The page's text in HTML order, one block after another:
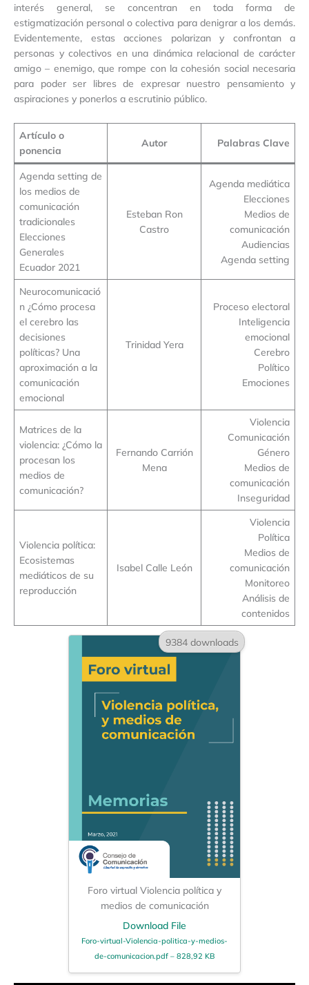
interés general, se concentran en toda forma de
estigmatización personal o colectiva para denigrar a los demás.
Evidentemente, estas acciones polarizan y confrontan a
personas y colectivos en una dinámica relacional de carácter
amigo – enemigo, que rompe con la cohesión social necesaria
para poder ser libres de expresar nuestro pensamiento y
aspiraciones y ponerlos a escrutinio público.
Artículo o
ponencia
Autor Palabras Clave
Agenda setting de
los medios de
comunicación
tradicionales
Elecciones
Generales
Ecuador 2021
Esteban Ron
Castro
Agenda mediática
Elecciones
Medios de
comunicación
Audiencias
Agenda setting
Neurocomunicació
n ¿Cómo procesa
el cerebro las
decisiones
políticas? Una
aproximación a la
comunicación
emocional
Trinidad Yera
Proceso electoral
Inteligencia
emocional
Cerebro
Político
Emociones
Matrices de la
violencia: ¿Cómo la
procesan los
medios de
comunicación?
Fernando Carrión
Mena
Violencia
Comunicación
Género
Medios de
comunicación
Inseguridad
Violencia política:
Ecosistemas
mediáticos de su
reproducción
Isabel Calle León
Violencia
Política
Medios de
comunicación
Monitoreo
Análisis de
contenidos
9384 downloads
Foro virtual Violencia política y
medios de comunicación
Download File
Foro-virtual-Violencia-politica-y-medios-
de-comunicacion.pdf – 828,92 KB